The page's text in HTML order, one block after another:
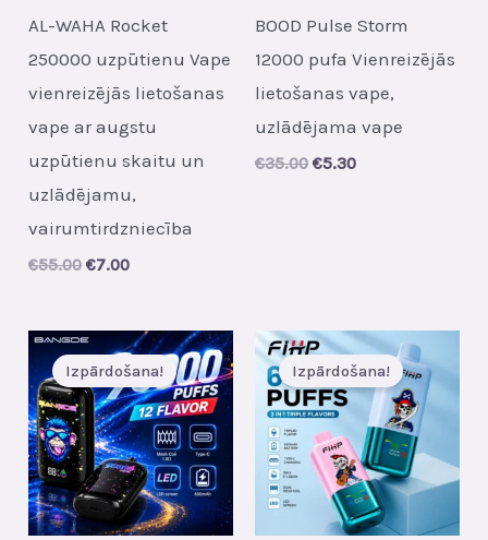
AL-WAHA Rocket
250000 uzpūtienu Vape
vienreizējās lietošanas
vape ar augstu
uzpūtienu skaitu un
uzlādējamu,
vairumtirdzniecība
€55.00 Original
€55.00.
€7.00Current
€7.00.
BOOD Pulse Storm
12000 pufa Vienreizējās
lietošanas vape,
uzlādējama vape
€35.00 Original
€5.30Current
Izpārdošana! Izpārdošana!